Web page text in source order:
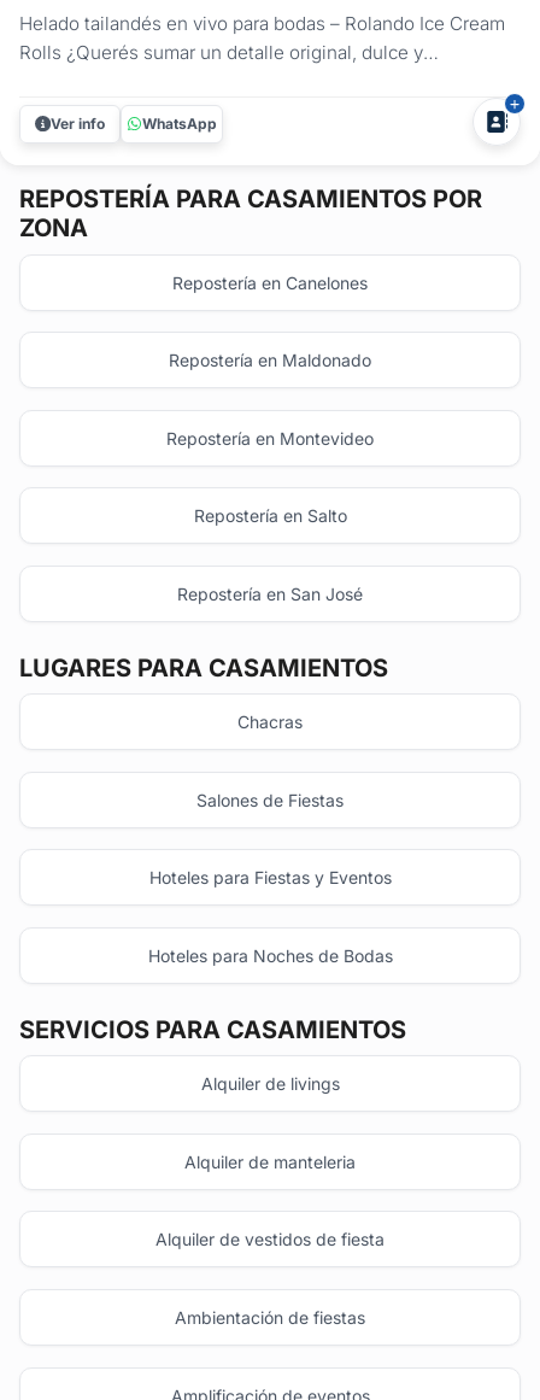
Helado tailandés en vivo para bodas – Rolando Ice Cream
Rolls ¿Querés sumar un detalle original, dulce y
una experiencia única con helados artesanales preparados
en vivo sobre una plancha congelada, al mejor estilo
Ver info WhatsApp
REPOSTERÍA PARA CASAMIENTOS POR
ZONA
Repostería en Canelones
Repostería en Maldonado
Repostería en Montevideo
Repostería en Salto
Repostería en San José
LUGARES PARA CASAMIENTOS
Chacras
Salones de Fiestas
Hoteles para Fiestas y Eventos
Hoteles para Noches de Bodas
SERVICIOS PARA CASAMIENTOS
Alquiler de livings
Alquiler de manteleria
Alquiler de vestidos de fiesta
Ambientación de fiestas
Amplificación de eventos